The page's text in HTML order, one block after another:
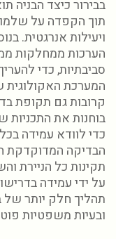
בבירור כיצד הבניה
תוך הקפדה על
ויעילות אנרגטית.
הערכות ממחלקות
סביבתיות, כדי
המערכת
קרובות גם תקופת
בוחנות את התכניות
כדי לוודא עמידה
הבדיקה המדוקדקת
תקינות כל הניירת
על ידי עמידה
תהליך חלק יותר של
ובעיות משפטיות